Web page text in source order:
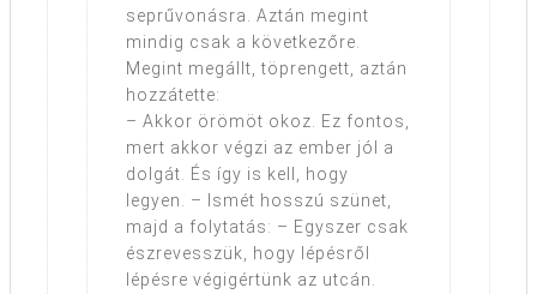
seprűvonásra. Aztán megint
mindig csak a következőre.
Megint megállt, töprengett, aztán
hozzátette:
– Akkor örömöt okoz. Ez fontos,
mert akkor végzi az ember jól a
dolgát. És így is kell, hogy
legyen. – Ismét hosszú szünet,
majd a folytatás: – Egyszer csak
észrevesszük, hogy lépésről
lépésre végigértünk az utcán.